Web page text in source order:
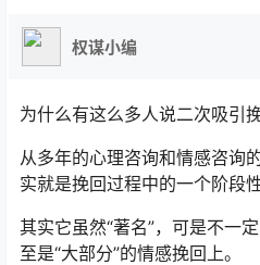
权谋小编
为什么有这么多人说二次吸引
从多年的心理咨询和情感咨询
实就是挽回过程中的一个阶段
其实它虽然“著名”，可是不一
至是“大部分”的情感挽回上。